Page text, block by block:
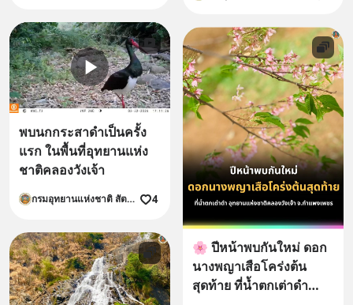
พบนกกระสาดำเป็นครั้ง
แรก ในพื้นที่อุทยานแห่ง
ชาติคลองวังเจ้า
กรมอุทยานแห่งชาติ สัตว์ป่า และพันธุ์พืช 4
🌸 ปีหน้าพบกันใหม่ ดอก
นางพญาเสือโคร่งต้น
สุดท้าย ที่น้ำตกเต่าดำ